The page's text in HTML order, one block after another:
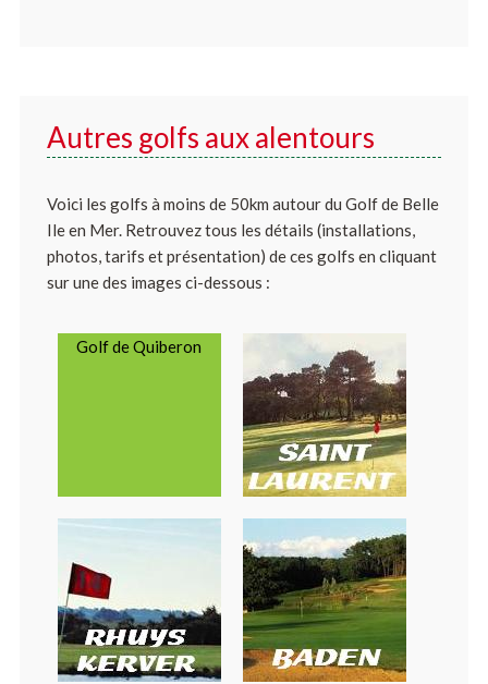
Autres golfs aux alentours
Voici les golfs à moins de 50km autour du Golf de Belle
Ile en Mer. Retrouvez tous les détails (installations,
photos, tarifs et présentation) de ces golfs en cliquant
sur une des images ci-dessous :
Golf de Quiberon